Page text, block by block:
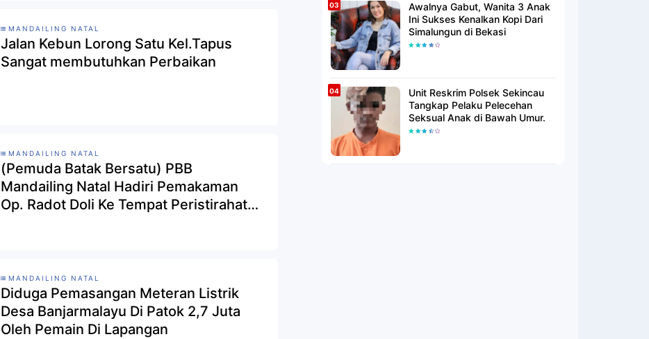
MANDAILING NATAL
Jalan Kebun Lorong Satu Kel.Tapus
Sangat membutuhkan Perbaikan
MANDAILING NATAL
(Pemuda Batak Bersatu) PBB
Mandailing Natal Hadiri Pemakaman
Op. Radot Doli Ke Tempat Peristirahatan
MANDAILING NATAL
Diduga Pemasangan Meteran Listrik
Desa Banjarmalayu Di Patok 2,7 Juta
Oleh Pemain Di Lapangan
Awalnya Gabut, Wanita 3 Anak
Ini Sukses Kenalkan Kopi Dari
Simalungun di Bekasi
Unit Reskrim Polsek Sekincau
Tangkap Pelaku Pelecehan
Seksual Anak di Bawah Umur.